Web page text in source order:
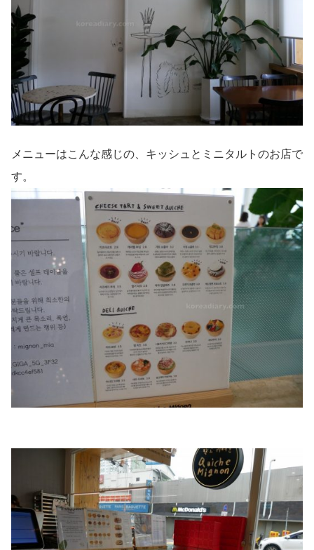
メニューはこんな感じの、キッシュとミニタルトのお店で
す。